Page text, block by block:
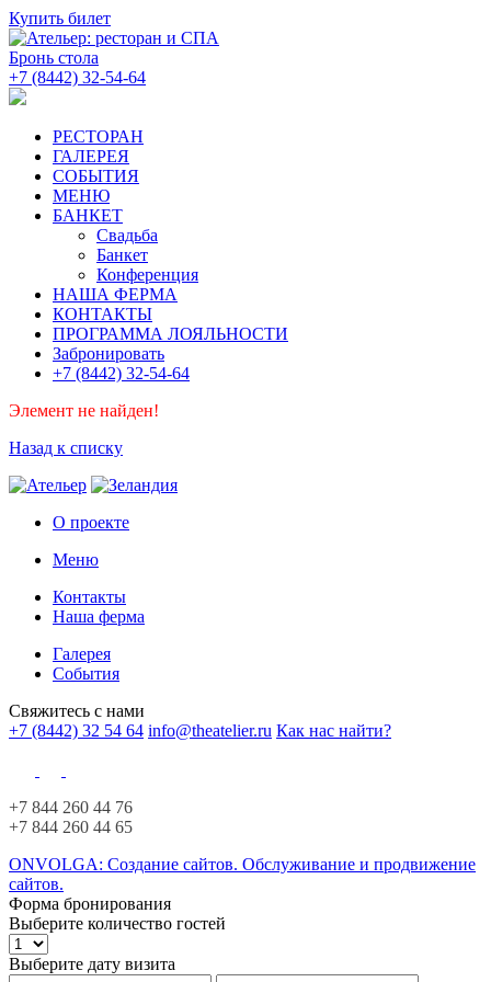
Купить билет
Бронь стола
+7 (8442) 32-54-64
РЕСТОРАН
ГАЛЕРЕЯ
СОБЫТИЯ
МЕНЮ
БАНКЕТ
Свадьба
Банкет
Конференция
НАША ФЕРМА
КОНТАКТЫ
ПРОГРАММА ЛОЯЛЬНОСТИ
Забронировать
+7 (8442) 32-54-64
Элемент не найден!
Назад к списку
О проекте
Меню
Контакты
Наша ферма
Галерея
События
Свяжитесь с нами
+7 (8442) 32 54 64 info@theatelier.ru Как нас найти?
+7 844 260 44 76
+7 844 260 44 65
ONVOLGA: Создание сайтов. Обслуживание и продвижение
сайтов.
Форма бронирования
Выберите количество гостей
Выберите дату визита